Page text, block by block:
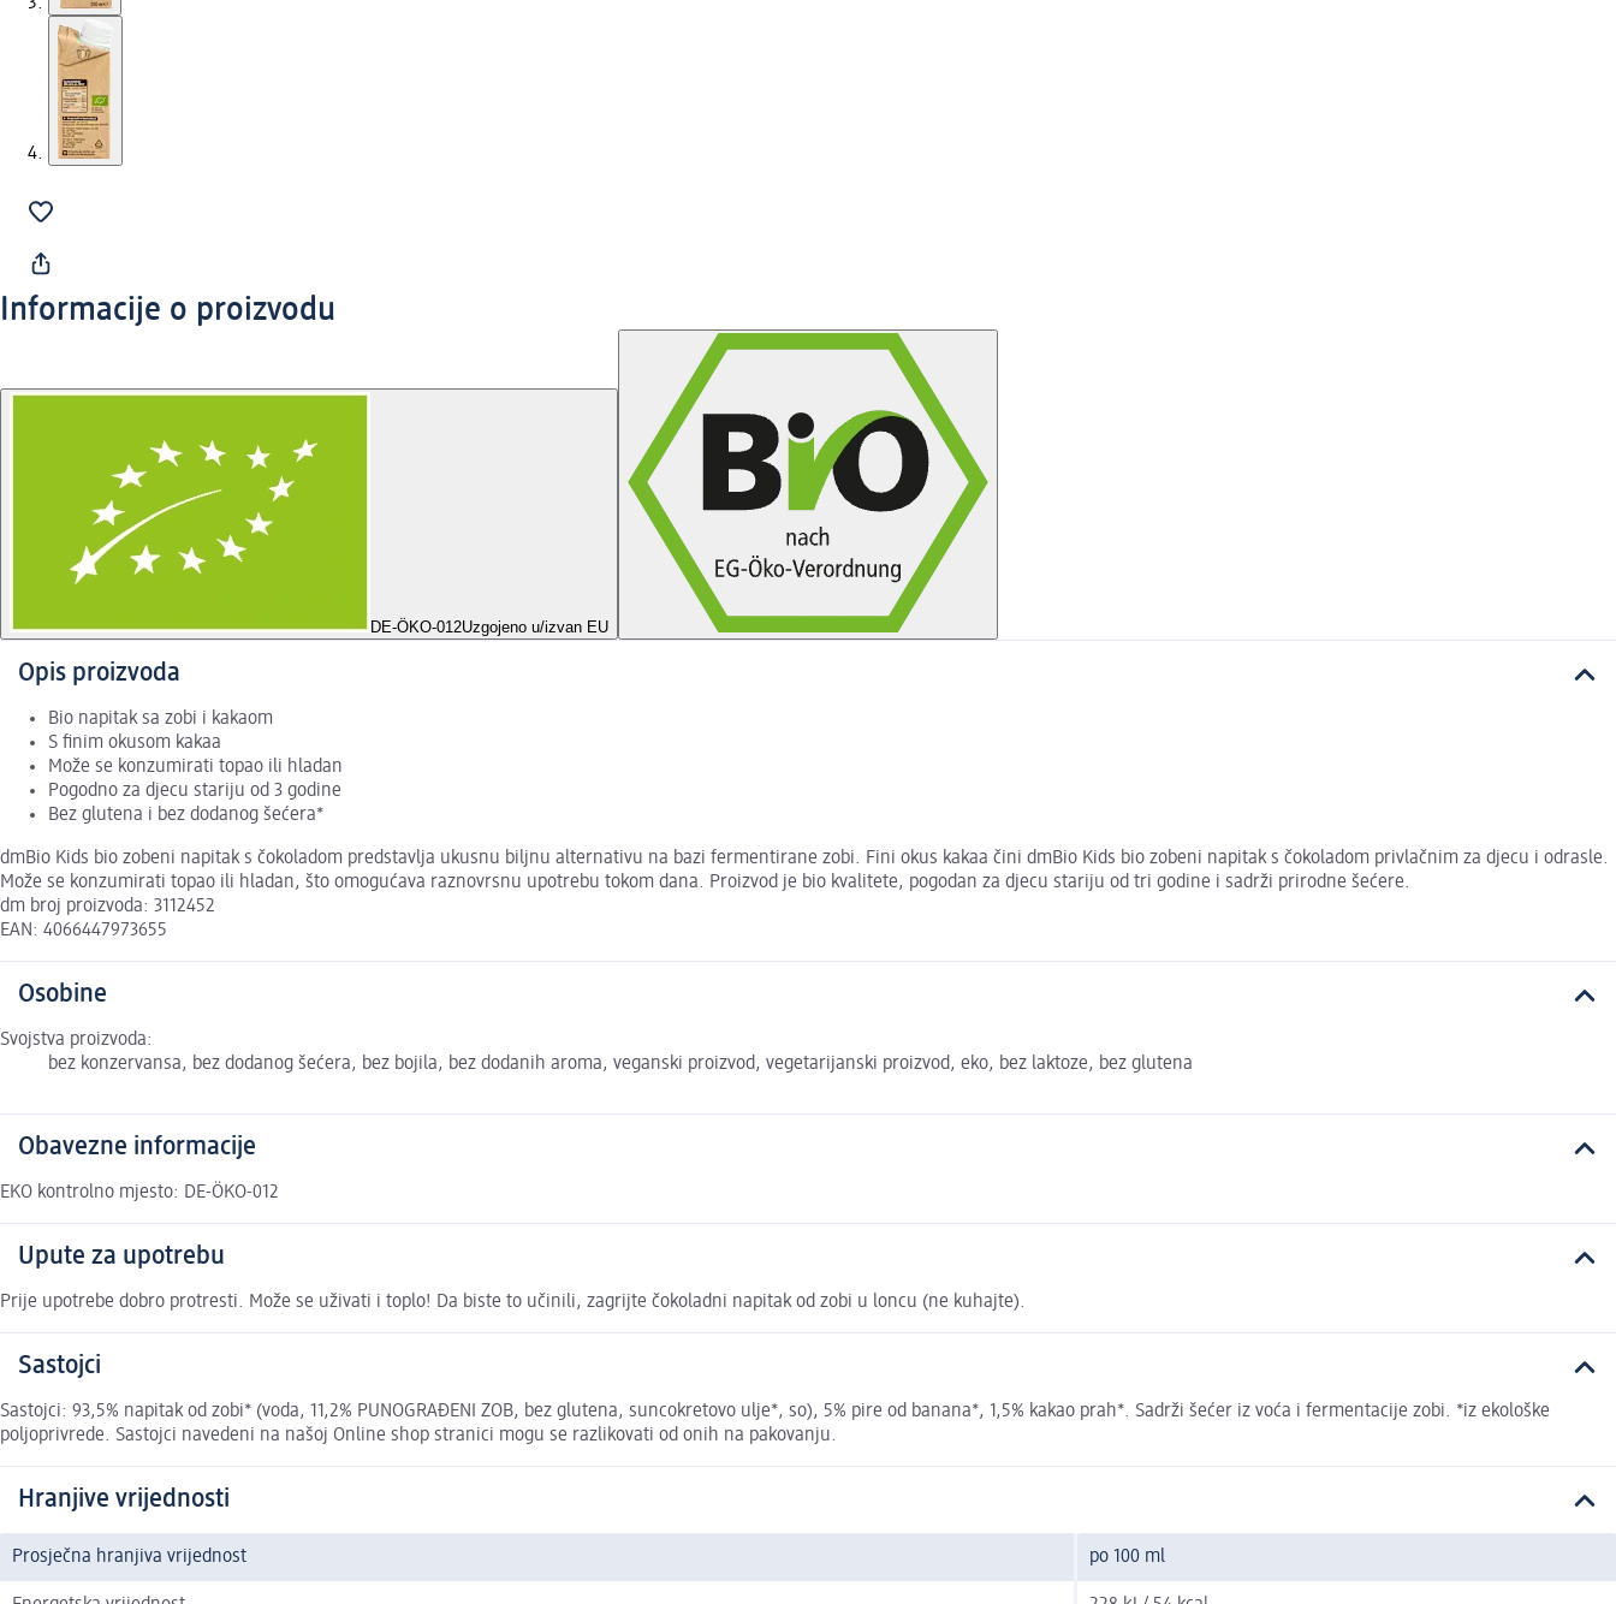
Informacije o proizvodu
DE-ÖKO-012Uzgojeno u/izvan EU
Opis proizvoda
Bio napitak sa zobi i kakaom
S finim okusom kakaa
Može se konzumirati topao ili hladan
Pogodno za djecu stariju od 3 godine
Bez glutena i bez dodanog šećera*
dmBio Kids bio zobeni napitak s čokoladom predstavlja ukusnu biljnu alternativu na bazi fermentirane zobi. Fini okus kakaa čini dmBio Kids bio zobeni napitak s čokoladom privlačnim za djecu i odrasle.
Može se konzumirati topao ili hladan, što omogućava raznovrsnu upotrebu tokom dana. Proizvod je bio kvalitete, pogodan za djecu stariju od tri godine i sadrži prirodne šećere.
dm broj proizvoda: 3112452
EAN: 4066447973655
Osobine
Svojstva proizvoda:
bez konzervansa, bez dodanog šećera, bez bojila, bez dodanih aroma, veganski proizvod, vegetarijanski proizvod, eko, bez laktoze, bez glutena
Obavezne informacije
EKO kontrolno mjesto: DE-ÖKO-012
Upute za upotrebu
Prije upotrebe dobro protresti. Može se uživati i toplo! Da biste to učinili, zagrijte čokoladni napitak od zobi u loncu (ne kuhajte).
Sastojci
Sastojci: 93,5% napitak od zobi* (voda, 11,2% PUNOGRAĐENI ZOB, bez glutena, suncokretovo ulje*, so), 5% pire od banana*, 1,5% kakao prah*. Sadrži šećer iz voća i fermentacije zobi. *iz ekološke
poljoprivrede. Sastojci navedeni na našoj Online shop stranici mogu se razlikovati od onih na pakovanju.
Hranjive vrijednosti
Prosječna hranjiva vrijednost po 100 ml